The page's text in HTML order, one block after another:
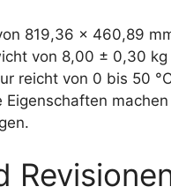
819,36 x 460,89
von 8,00 ± 0,30
reicht von 0 bis 50